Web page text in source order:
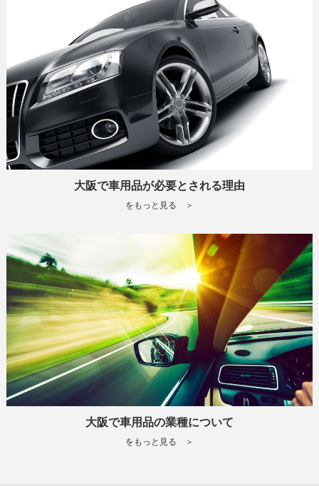
大阪で車用品が必要とされる理由
をもっと見る ＞
大阪で車用品の業種について
をもっと見る ＞